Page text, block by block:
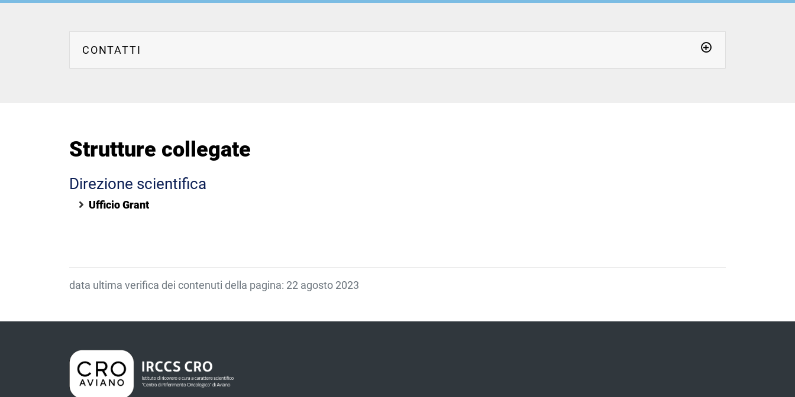
gestione patrimonio della ricerca e cespiti capitalizzati;
CONTATTI
Strutture collegate
Direzione scientifica
Ufficio Grant
data ultima verifica dei contenuti della pagina: 22 agosto 2023